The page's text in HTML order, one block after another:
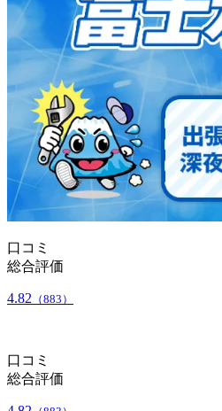
口コミ
総合評価
4.82 （883）
口コミ
総合評価